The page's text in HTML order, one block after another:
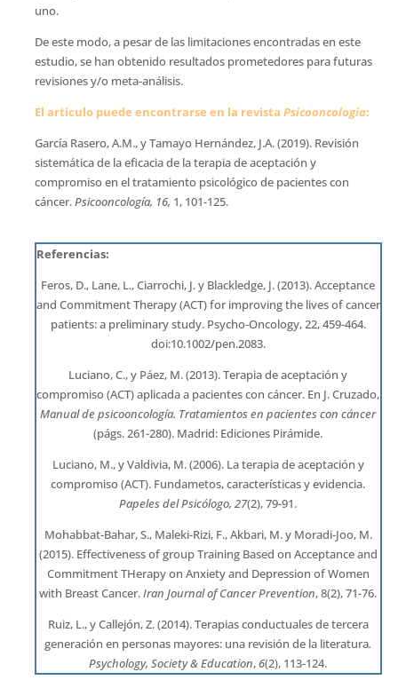
uno.
De este modo, a pesar de las limitaciones encontradas en este
estudio, se han obtenido resultados prometedores para futuras
revisiones y/o meta-análisis.
El artículo puede encontrarse en la revista Psicooncología:
García Rasero, A.M., y Tamayo Hernández, J.A. (2019). Revisión
sistemática de la eficacia de la terapia de aceptación y
compromiso en el tratamiento psicológico de pacientes con
cáncer.Psicooncología, 16, 1, 101-125.
Referencias:
Feros, D., Lane, L., Ciarrochi, J. y Blackledge, J. (2013). Acceptance
and Commitment Therapy (ACT) for improving the lives of cancer
patients: a preliminary study. Psycho-Oncology, 22, 459-464.
doi:10.1002/pen.2083.
Luciano, C., y Páez, M. (2013). Terapia de aceptación y
compromiso (ACT) aplicada a pacientes con cáncer. En J. Cruzado,
Manual de psicooncología. Tratamientos en pacientes con cáncer
(págs. 261-280). Madrid: Ediciones Pirámide.
Luciano, M., y Valdivia, M. (2006). La terapia de aceptación y
compromiso (ACT). Fundametos, características y evidencia.
Papeles del Psicólogo, 27(2), 79-91.
Mohabbat-Bahar, S., Maleki-Rizi, F., Akbari, M. y Moradi-Joo, M.
(2015). Effectiveness of group Training Based on Acceptance and
Commitment THerapy on Anxiety and Depression of Women
with Breast Cancer.Iran Journal of Cancer Prevention, 8(2), 71-76.
Ruiz, L., y Callejón, Z. (2014). Terapias conductuales de tercera
generación en personas mayores: una revisión de la literatura.
Psychology, Society & Education,6(2), 113-124.